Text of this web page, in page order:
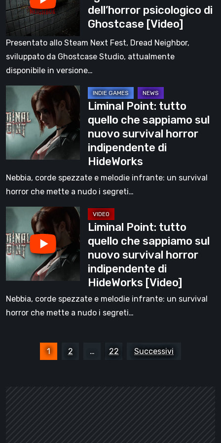
Uno
sguardo
alla
demo
dell’horror
Ghostcase
[Video]
dell’horror psicologico di
Ghostcase [Video]
Presentato allo Steam Next Fest, Dread Neighbor,
sviluppato da Ghostcase Studio, attualmente
disponibile in versione…
tutto
quello
che
sappiamo
sul
nuovo
indipendente
di
HideWorks
Liminal Point: tutto
quello che sappiamo sul
nuovo survival horror
indipendente di
HideWorks
Nebbia, corde spezzate e melodie infrante: un survival
horror che mette a nudo i segreti…
tutto
quello
che
sappiamo
sul
nuovo
indipendente
Liminal Point: tutto
quello che sappiamo sul
nuovo survival horror
indipendente di
HideWorks [Video]
Nebbia, corde spezzate e melodie infrante: un survival
horror che mette a nudo i segreti…
Paginazione
1 2 … 22 Successivi